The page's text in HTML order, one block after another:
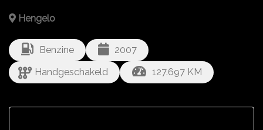
Hengelo
Benzine
2007
Handgeschakeld
127.697 KM